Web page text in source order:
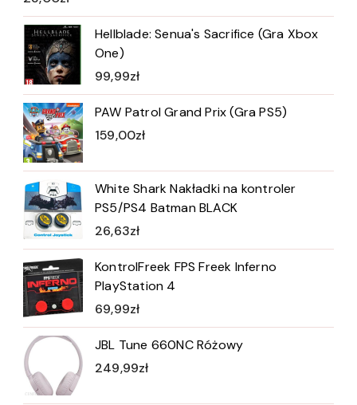
Hellblade: Senua's Sacrifice (Gra Xbox
One)
99,99zł
PAW Patrol Grand Prix (Gra PS5)
159,00zł
White Shark Nakładki na kontroler
PS5/PS4 Batman BLACK
26,63zł
KontrolFreek FPS Freek Inferno
PlayStation 4
69,99zł
JBL Tune 660NC Różowy
249,99zł